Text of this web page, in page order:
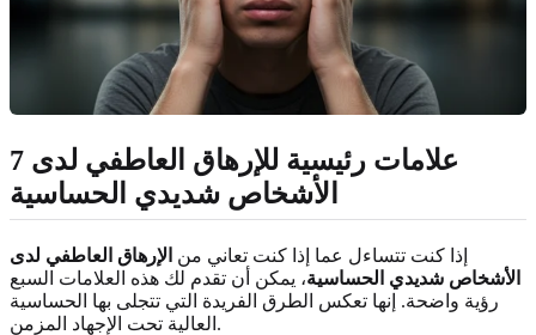
7 علامات رئيسية للإرهاق العاطفي لدى
الأشخاص شديدي الحساسية
إذا كنت تتساءل عما إذا كنت تعاني من الإرهاق العاطفي لدى
الأشخاص شديدي الحساسية، يمكن أن تقدم لك هذه العلامات السبع
رؤية واضحة. إنها تعكس الطرق الفريدة التي تتجلى بها الحساسية
العالية تحت الإجهاد المزمن.